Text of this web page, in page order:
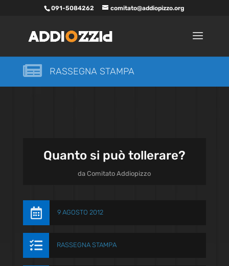
091-5084262 comitato@addiopizzo.org
 RASSEGNA STAMPA
Quanto si può tollerare?
daComitato Addiopizzo
 9 AGOSTO 2012
 RASSEGNA STAMPA